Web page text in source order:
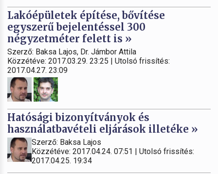
Lakóépületek építése, bővítése
egyszerű bejelentéssel 300
négyzetméter felett is »
Szerző: Baksa Lajos, Dr. Jámbor Attila
Közzétéve: 2017.03.29. 23:25 | Utolsó frissítés:
2017.04.27. 23:09
Hatósági bizonyítványok és
használatbavételi eljárások illetéke »
Szerző: Baksa Lajos
Közzétéve: 2017.04.24. 07:51 | Utolsó frissítés:
2017.04.25. 19:34